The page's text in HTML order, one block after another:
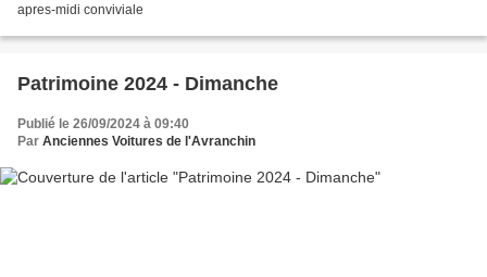
apres-midi conviviale
Patrimoine 2024 - Dimanche
Publié le 26/09/2024 à 09:40
Par Anciennes Voitures de l'Avranchin